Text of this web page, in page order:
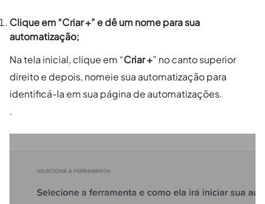
Clique em “Criar +” e dê um nome para sua
automatização;
Na tela inicial, clique em “Criar +” no canto superior
direito e depois, nomeie sua automatização para
identificá-la em sua página de automatizações.
.